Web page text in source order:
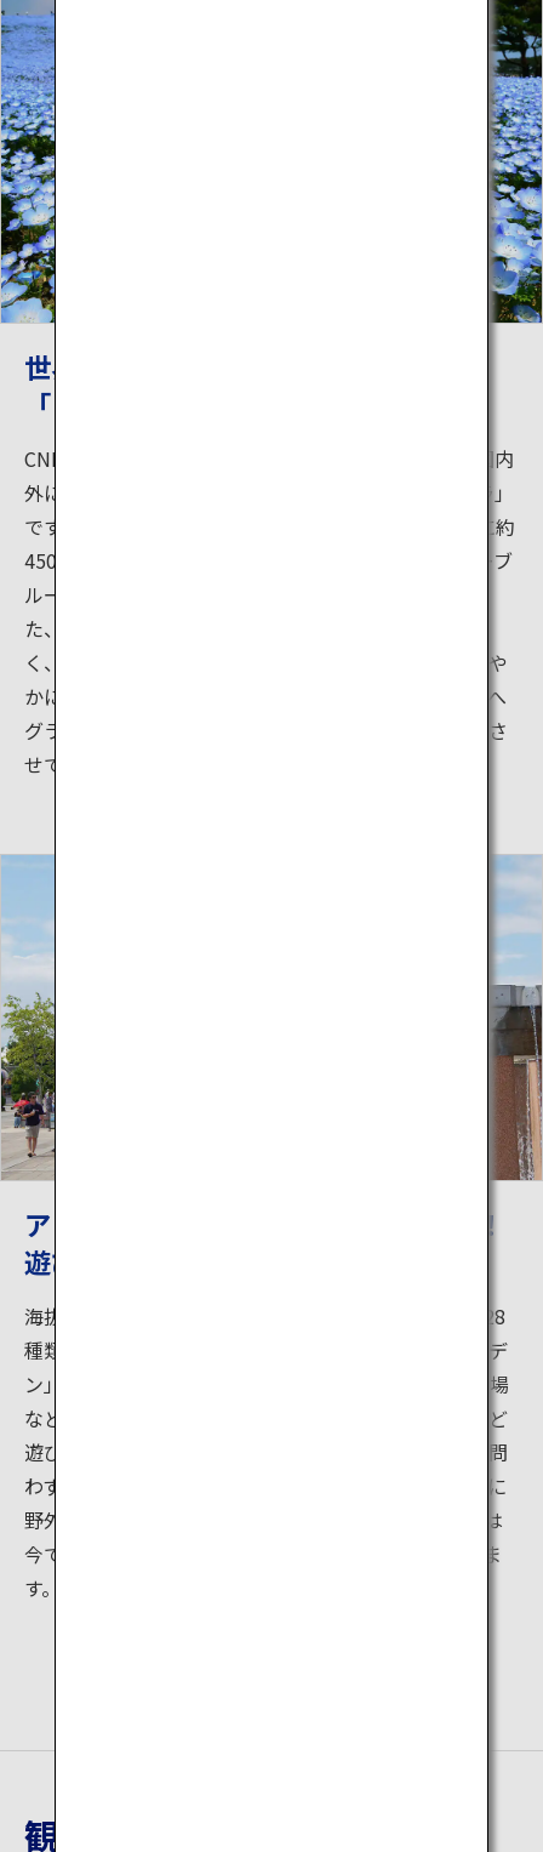
世界も認めた美しさ!「ネモフィラ」と
「コキア」は夢の絶景！
CNNの「日本の最も美しい場所31選」にも選ばれ、国内
外に広く知られているのが、 春の風物詩「ネモフィラ」
です！約3.5ヘクタールもの広大な「みはらしの丘」に約
450万本が咲き誇ります。360度、見渡す限りベイビーブ
ルーで埋め尽くされたその景色はまさに絶景です。ま
た、同じく人気を集める「コキア」は丸々と可愛らし
く、夏にはすくすく育ちライトグリーンに、秋には鮮や
かに紅葉し真っ赤に丘を染め上げます。やがて黄金色へ
グラデーションしてゆく様はとても美しく、うっとりさ
せてくれます。
アトラクションやイベントが目白押し！
遊び方いろいろ！
海抜100ｍからの眺望を楽しめる大観覧車をはじめ、28
種類のアトラクションが揃う遊園地「プレジャーガーデ
ン」のほか、林間アスレチック広場やバーベキュー広場
など、食事・スポーツ・ピクニック・サイクリングなど
遊び方は十人十色。魅力いっぱいの公園で、老若男女問
わず思い思いの時間をお過ごしいただけます。毎年夏に
野外で催されるロック イン ジャパン フェスティバルは
今では27万8千人動員する有名なイベントとなっていま
す。
観光地詳細